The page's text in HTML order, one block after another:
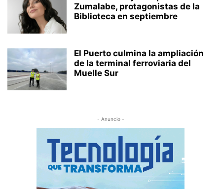
Zumalabe, protagonistas de la
Biblioteca en septiembre
El Puerto culmina la ampliación
de la terminal ferroviaria del
Muelle Sur
- Anuncio -